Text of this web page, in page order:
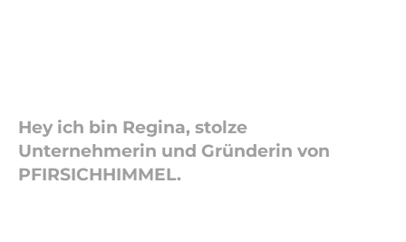
Hey ich bin Regina, stolze
Unternehmerin und Gründerin von
PFIRSICHHIMMEL.